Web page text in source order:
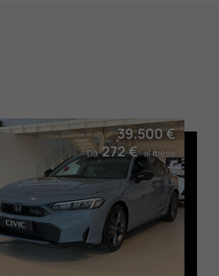
39.500 €
Da272 €al mese